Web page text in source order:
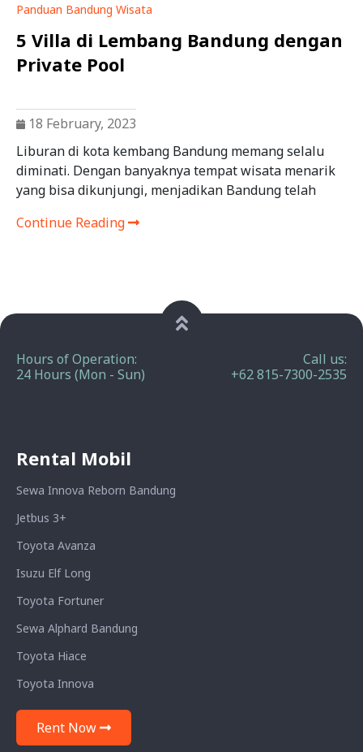
Panduan Bandung Wisata
5 Villa di Lembang Bandung dengan
Private Pool
18 February, 2023
Liburan di kota kembang Bandung memang selalu
diminati. Dengan banyaknya tempat wisata menarik
yang bisa dikunjungi, menjadikan Bandung telah
Continue Reading
Hours of Operation:
24 Hours (Mon - Sun)
Call us:
+62 815-7300-2535
Rental Mobil
Sewa Innova Reborn Bandung
Jetbus 3+
Toyota Avanza
Isuzu Elf Long
Toyota Fortuner
Sewa Alphard Bandung
Toyota Hiace
Toyota Innova
Rent Now